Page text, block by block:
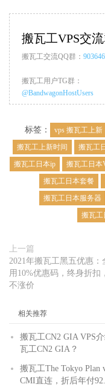
搬瓦工VPS交
搬瓦工交流QQ群：
搬瓦工用户TG群：
@BandwagonHostUsers
标签： vps 搬瓦工上新
搬瓦工上新时间
搬瓦工
搬瓦工日本ip
搬瓦工日本
搬瓦工日本套餐
搬瓦工日本服务器
搬瓦工
上一篇
2021年搬瓦工黑五优惠：
用10%优惠码，终身折扣
不涨价
相关推荐
搬瓦工CN2 GIA VPS
瓦工CN2 GIA？
搬瓦工The Tokyo
CMI直连，折后年付